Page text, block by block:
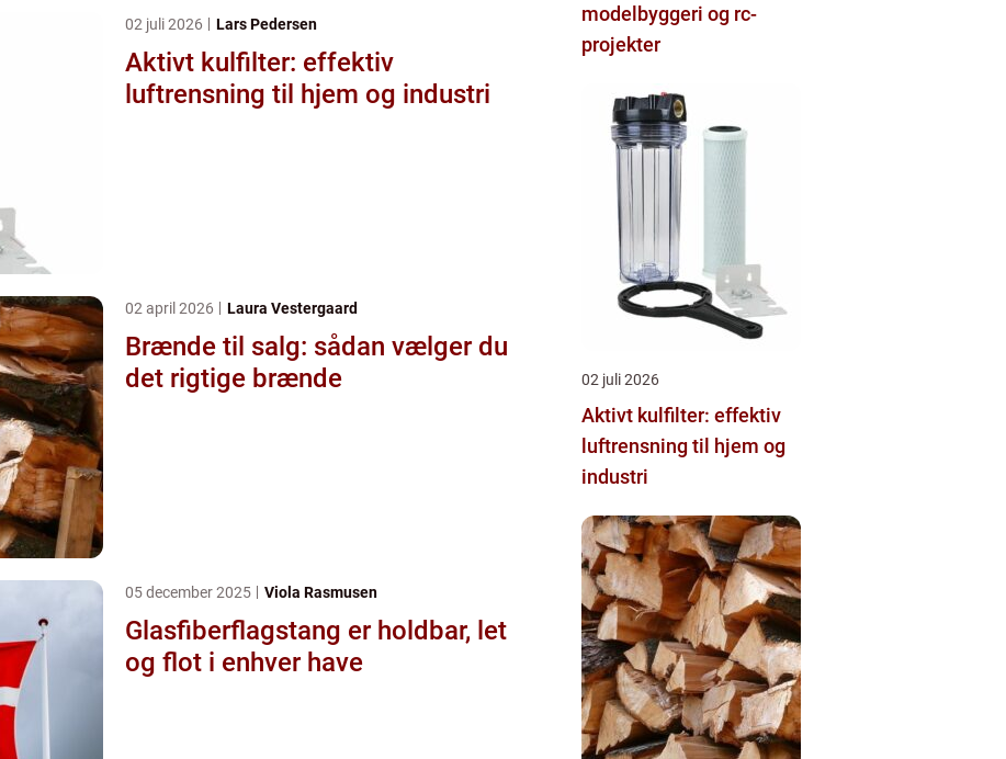
02 juli 2026 Lars Pedersen
Aktivt kulfilter: effektiv
luftrensning til hjem og industri
02 april 2026 Laura Vestergaard
Brænde til salg: sådan vælger du
det rigtige brænde
05 december 2025 Viola Rasmusen
Glasfiberflagstang er holdbar, let
og flot i enhver have
modelbyggeri og rc-
projekter
02 juli 2026
Aktivt kulfilter: effektiv
luftrensning til hjem og
industri